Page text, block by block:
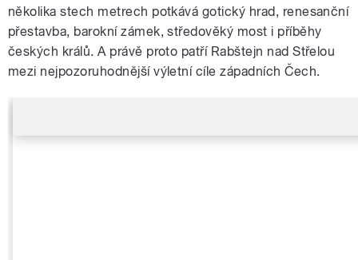
několika stech metrech potkává gotický hrad, renesanční
přestavba, barokní zámek, středověký most i příběhy
českých králů. A právě proto patří Rabštejn nad Střelou
mezi nejpozoruhodnější výletní cíle západních Čech.